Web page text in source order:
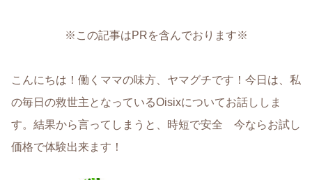
※この記事はPRを含んでおります※
こんにちは！働くママの味方、ヤマグチです！今日は、私
の毎日の救世主となっているOisixについてお話ししま
す。結果から言ってしまうと、時短で安全 今ならお試し
価格で体験出来ます！